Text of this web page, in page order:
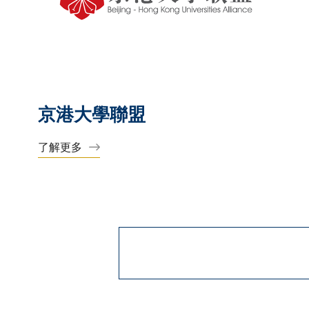
京港大學聯盟
了解更多